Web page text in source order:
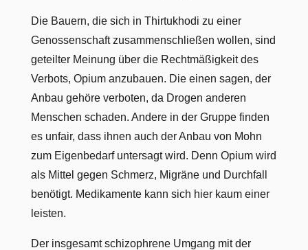
Die Bauern, die sich in Thirtukhodi zu einer
Genossenschaft zusammenschließen wollen, sind
geteilter Meinung über die Rechtmäßigkeit des
Verbots, Opium anzubauen. Die einen sagen, der
Anbau gehöre verboten, da Drogen anderen
Menschen schaden. Andere in der Gruppe finden
es unfair, dass ihnen auch der Anbau von Mohn
zum Eigenbedarf untersagt wird. Denn Opium wird
als Mittel gegen Schmerz, Migräne und Durchfall
benötigt. Medikamente kann sich hier kaum einer
leisten.
Der insgesamt schizophrene Umgang mit der